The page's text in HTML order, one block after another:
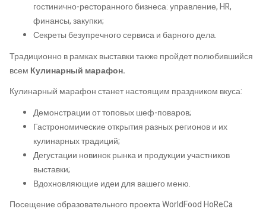
гостинично-ресторанного бизнеса: управление, HR,
финансы, закупки;
Секреты безупречного сервиса и барного дела.
Традиционно в рамках выставки также пройдет полюбившийся
всем Кулинарный марафон.
Кулинарный марафон станет настоящим праздником вкуса:
Демонстрации от топовых шеф-поваров;
Гастрономические открытия разных регионов и их
кулинарных традиций;
Дегустации новинок рынка и продукции участников
выставки;
Вдохновляющие идеи для вашего меню.
Посещение образовательного проекта WorldFood HoReCa